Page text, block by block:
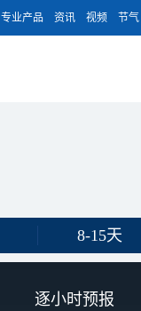
专业产品 资讯 视频 节气
8-15天
逐小时预报